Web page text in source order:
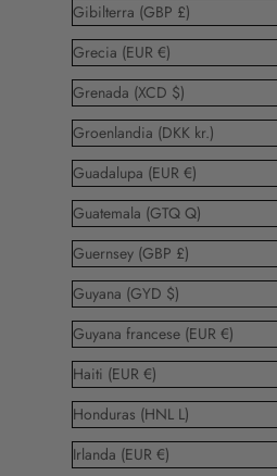
Gibilterra (GBP £)
Grecia (EUR €)
Grenada (XCD $)
Groenlandia (DKK kr.)
Guadalupa (EUR €)
Guatemala (GTQ Q)
Guernsey (GBP £)
Guyana (GYD $)
Guyana francese (EUR €)
Haiti (EUR €)
Honduras (HNL L)
Irlanda (EUR €)